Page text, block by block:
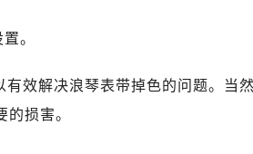
区长安路浪琴售后服务中心（需提前
区大同街浪琴售后服务中心（需提前
沙区龙华路浪琴售后服务中心（需提
。
效解决浪琴表带掉色的问题。当
损害。